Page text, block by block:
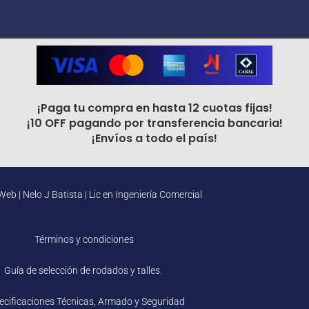
¡Paga tu compra en hasta 12 cuotas fijas!
¡10 OFF pagando por transferencia bancaria!
¡Envíos a todo el país!
| Nelo J Batista | Lic en Ingeniería Comercial
Términos y condiciones
Guía de selección de rodados y talles.
Técnicas, Armado y Seguridad